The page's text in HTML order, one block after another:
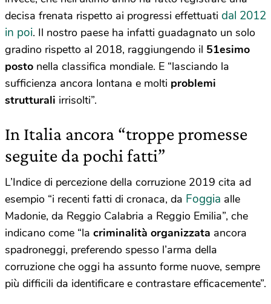
decisa frenata rispetto ai progressi effettuati dal 2012
in poi. Il nostro paese ha infatti guadagnato un solo
gradino rispetto al 2018, raggiungendo il 51esimo
posto nella classifica mondiale. E “lasciando la
sufficienza ancora lontana e molti problemi
strutturali irrisolti”.
In Italia ancora “troppe promesse
seguite da pochi fatti”
L’Indice di percezione della corruzione 2019 cita ad
esempio “i recenti fatti di cronaca, da Foggia alle
Madonie, da Reggio Calabria a Reggio Emilia”, che
indicano come “la criminalità organizzata ancora
spadroneggi, preferendo spesso l’arma della
corruzione che oggi ha assunto forme nuove, sempre
più difficili da identificare e contrastare efficacemente”.